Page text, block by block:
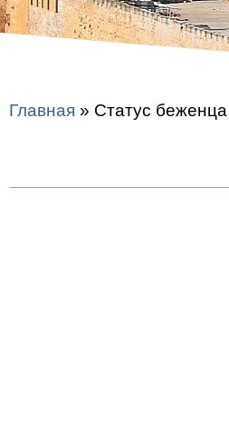
Главная » Статус